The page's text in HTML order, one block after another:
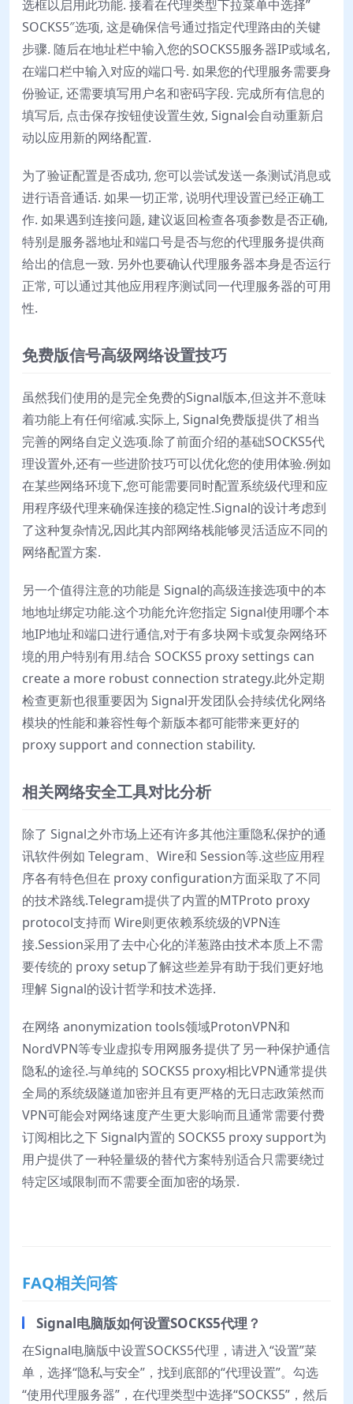
选框以启用此功能. 接着在代理类型下拉菜单中选择”
SOCKS5″选项, 这是确保信号通过指定代理路由的关键
步骤. 随后在地址栏中输入您的SOCKS5服务器IP或域名,
在端口栏中输入对应的端口号. 如果您的代理服务需要身
份验证, 还需要填写用户名和密码字段. 完成所有信息的
填写后, 点击保存按钮使设置生效, Signal会自动重新启
动以应用新的网络配置.
为了验证配置是否成功, 您可以尝试发送一条测试消息或
进行语音通话. 如果一切正常, 说明代理设置已经正确工
作. 如果遇到连接问题, 建议返回检查各项参数是否正确,
特别是服务器地址和端口号是否与您的代理服务提供商
给出的信息一致. 另外也要确认代理服务器本身是否运行
正常, 可以通过其他应用程序测试同一代理服务器的可用
性.
免费版信号高级网络设置技巧
虽然我们使用的是完全免费的Signal版本,但这并不意味
着功能上有任何缩减.实际上, Signal免费版提供了相当
完善的网络自定义选项.除了前面介绍的基础SOCKS5代
理设置外,还有一些进阶技巧可以优化您的使用体验.例如
在某些网络环境下,您可能需要同时配置系统级代理和应
用程序级代理来确保连接的稳定性.Signal的设计考虑到
了这种复杂情况,因此其内部网络栈能够灵活适应不同的
网络配置方案.
另一个值得注意的功能是 Signal的高级连接选项中的本
地地址绑定功能.这个功能允许您指定 Signal使用哪个本
地IP地址和端口进行通信,对于有多块网卡或复杂网络环
境的用户特别有用.结合 SOCKS5 proxy settings can
create a more robust connection strategy.此外定期
检查更新也很重要因为 Signal开发团队会持续优化网络
模块的性能和兼容性每个新版本都可能带来更好的
proxy support and connection stability.
相关网络安全工具对比分析
除了 Signal之外市场上还有许多其他注重隐私保护的通
讯软件例如 Telegram、Wire和 Session等.这些应用程
序各有特色但在 proxy configuration方面采取了不同
的技术路线.Telegram提供了内置的MTProto proxy
protocol支持而 Wire则更依赖系统级的VPN连
接.Session采用了去中心化的洋葱路由技术本质上不需
要传统的 proxy setup了解这些差异有助于我们更好地
理解 Signal的设计哲学和技术选择.
在网络 anonymization tools领域ProtonVPN和
NordVPN等专业虚拟专用网服务提供了另一种保护通信
隐私的途径.与单纯的 SOCKS5 proxy相比VPN通常提供
全局的系统级隧道加密并且有更严格的无日志政策然而
VPN可能会对网络速度产生更大影响而且通常需要付费
订阅相比之下 Signal内置的 SOCKS5 proxy support为
用户提供了一种轻量级的替代方案特别适合只需要绕过
特定区域限制而不需要全面加密的场景.
FAQ相关问答
Signal电脑版如何设置SOCKS5代理？
在Signal电脑版中设置SOCKS5代理，请进入“设置”菜
单，选择“隐私与安全”，找到底部的“代理设置”。勾选
“使用代理服务器”，在代理类型中选择“SOCKS5”，然后